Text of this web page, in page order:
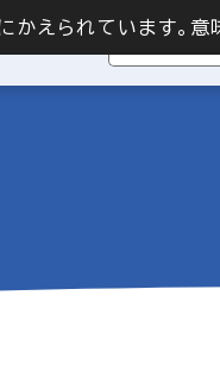
にかえられています。